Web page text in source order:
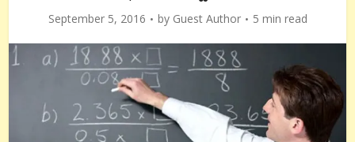
September 5, 2016 by Guest Author 5 min read